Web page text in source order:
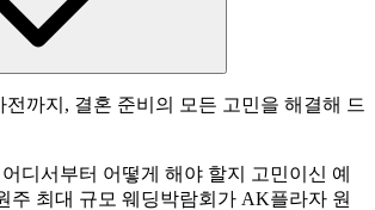
까지, 결혼 준비의 모든 고민을 해결해 드
디서부터 어떻게 해야 할지 고민이신 예
주 최대 규모 웨딩박람회가 AK플라자 원